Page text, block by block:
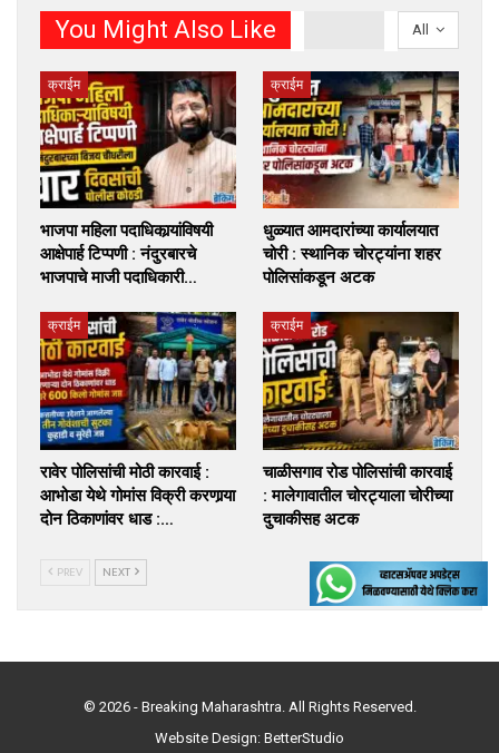
All
You Might Also Like
क्राईम
भाजपा महिला पदाधिकार्‍यांविषयी
आक्षेपार्ह टिप्पणी : नंदुरबारचे
भाजपाचे माजी पदाधिकारी…
क्राईम
धुळ्यात आमदारांच्या कार्यालयात
चोरी : स्थानिक चोरट्यांना शहर
पोलिसांकडून अटक
क्राईम
रावेर पोलिसांची मोठी कारवाई :
आभोडा येथे गोमांस विक्री करणार्‍या
दोन ठिकाणांवर धाड :…
क्राईम
चाळीसगाव रोड पोलिसांची कारवाई
: मालेगावातील चोरट्याला चोरीच्या
दुचाकीसह अटक
PREV NEXT
© 2026 - Breaking Maharashtra. All Rights Reserved.
Website Design: BetterStudio